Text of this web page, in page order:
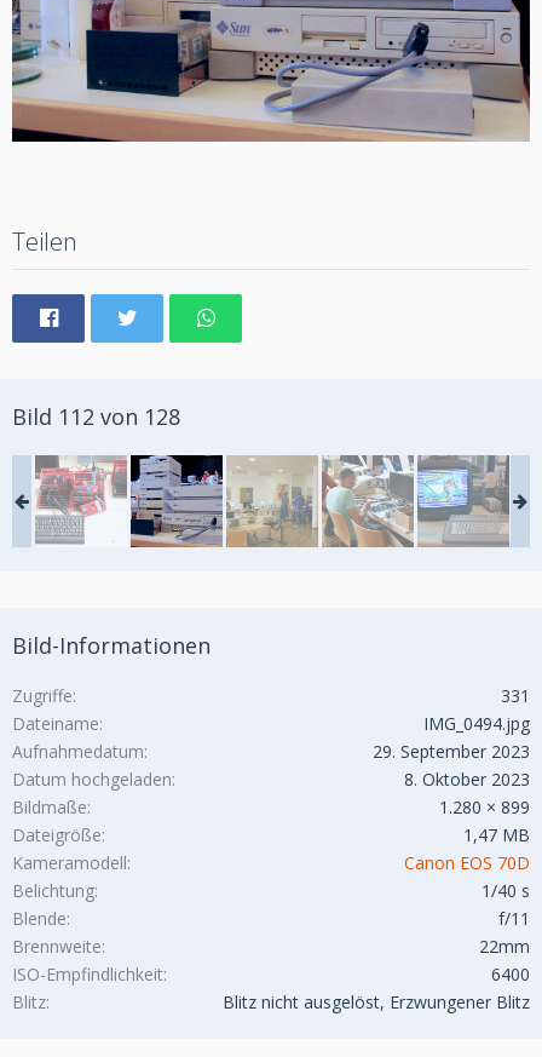
Teilen
Bild 112 von 128
Bild-Informationen
Zugriffe
331
Dateiname
IMG_0494.jpg
Aufnahmedatum
29. September 2023
Datum hochgeladen
8. Oktober 2023
Bildmaße
1.280 × 899
Dateigröße
1,47 MB
Kameramodell
Canon EOS 70D
Belichtung
1/40 s
Blende
f/11
Brennweite
22mm
ISO-Empfindlichkeit
6400
Blitz
Blitz nicht ausgelöst, Erzwungener Blitz